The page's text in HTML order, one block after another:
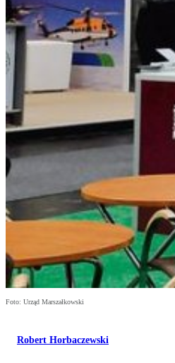
Foto: Urząd Marszałkowski
Robert Horbaczewski